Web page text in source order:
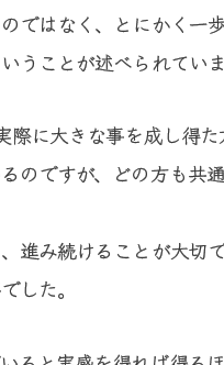
ではなく、とにかく一
うことが述べられていま
際に大きな事を成し得
のですが、どの方も共
進み続けることが大切で
した。